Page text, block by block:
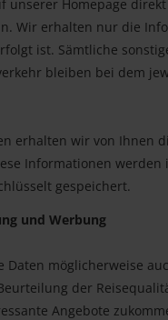
unserer Homepage
Wir erhalten nur die
ist. Sämtliche
bleiben bei dem
erhalten wir von Ihnen
Informationen werden
gespeichert.
und Werbung
Daten möglicherweise
der
Angebote